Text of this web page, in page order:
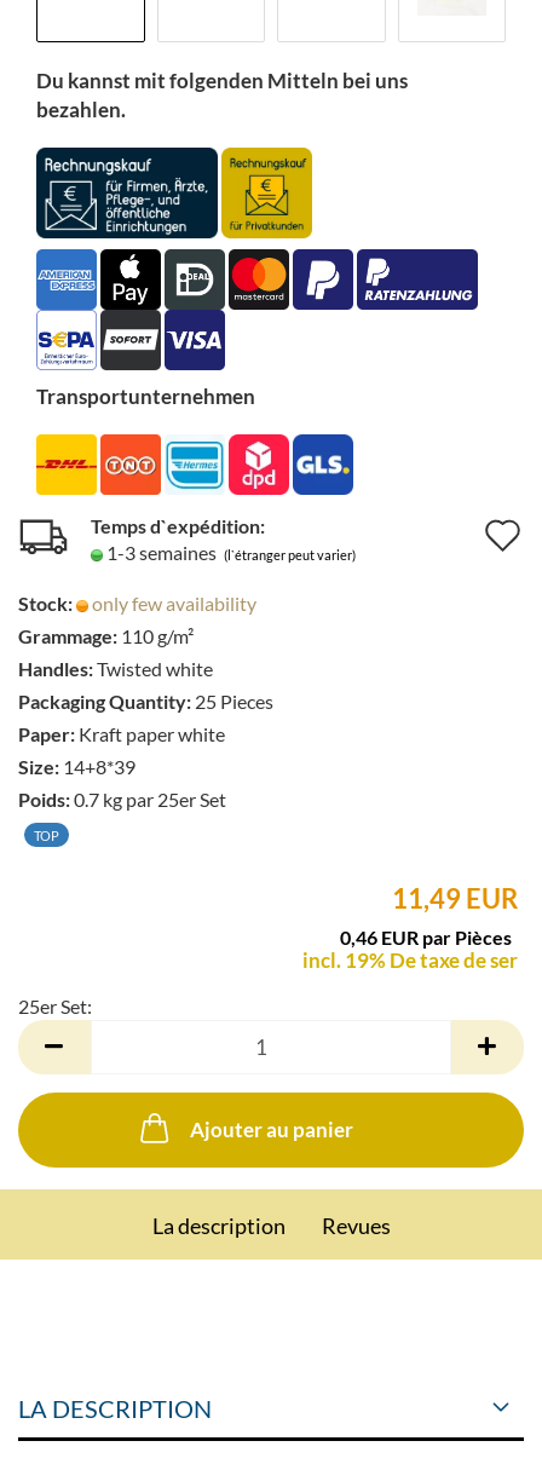
Du kannst mit folgenden Mitteln bei uns
bezahlen.
Transportunternehmen
Temps d`expédition:
1-3 semaines (l`étranger peut varier)
Stock:
only few availability
Grammage: 110 g/m²
Handles:Twisted white
Packaging Quantity: 25 Pieces
Paper: Kraft paper white
Size: 14+8*39
Poids:0.7 kg par 25er Set
TOP
11,49 EUR
0,46 EUR par Pièces
incl. 19% De taxe de ser
25er Set:
25er
Set
Ajouter au panier
La description Revues
LA DESCRIPTION